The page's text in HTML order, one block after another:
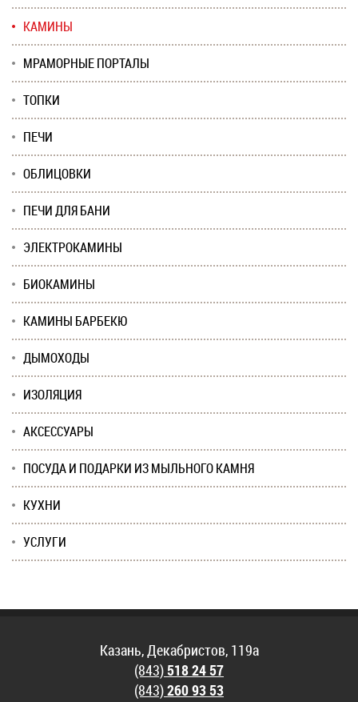
КАМИНЫ
МРАМОРНЫЕ ПОРТАЛЫ
ТОПКИ
ПЕЧИ
ОБЛИЦОВКИ
ПЕЧИ ДЛЯ БАНИ
ЭЛЕКТРОКАМИНЫ
БИОКАМИНЫ
КАМИНЫ БАРБЕКЮ
ДЫМОХОДЫ
ИЗОЛЯЦИЯ
АКСЕССУАРЫ
ПОСУДА И ПОДАРКИ ИЗ МЫЛЬНОГО КАМНЯ
КУХНИ
УСЛУГИ
Казань, Декабристов, 119а
(843)518 24 57
(843)260 93 53